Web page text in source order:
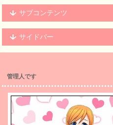
サブコンテンツ
サイドバー
管理人です